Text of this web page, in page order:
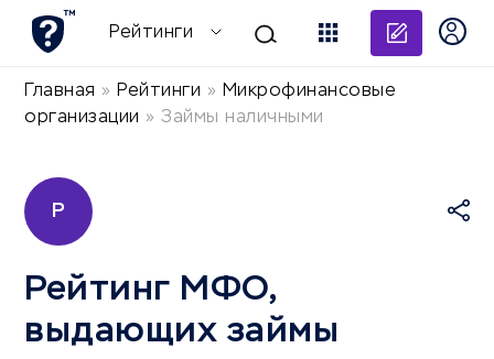
Рейтинги
Главная » Рейтинги » Микрофинансовые
организации » Займы наличными
Р
Рейтинг МФО,
выдающих займы